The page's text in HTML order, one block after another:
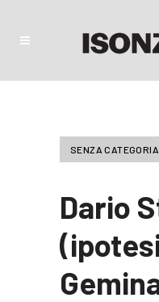
SENZA CATEGORIA
Dario